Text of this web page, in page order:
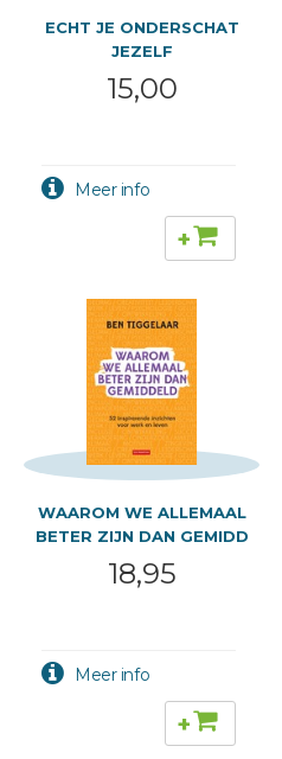
ECHT JE ONDERSCHAT
JEZELF
15,00
+
WAAROM WE ALLEMAAL
BETER ZIJN DAN GEMIDD
18,95
+